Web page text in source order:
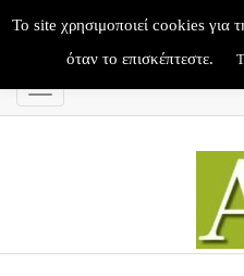
Menu
To site χρησιμοποιεί cookies για
όταν το επισκέπτεστε.